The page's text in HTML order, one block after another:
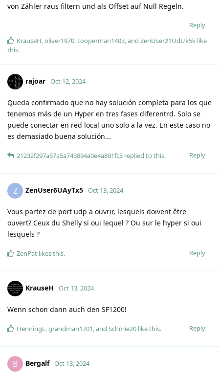
von Zähler raus filtern und als Offset auf Null Regeln.
Reply
KrauseH,oliver1970,cooperman1403, and ZenUser21UdUk5k like
this.
rajoar Oct 12, 2024
Queda confirmado que no hay solución completa para los que
tenemos más de un Hyper en tres fases diferentrd. Solo se
puede conectar en red local uno solo a la vez. En este caso no
es demasiado buena solución...
Reply
21232f297a57a5a743894a0e4a801fc3 replied to this.
Z ZenUser6UAyTx5 Oct 13, 2024
Vous partez de port udp a ouvrir, lesquels doivent être
ouvert? Ceux du Shelly si oui lequel ? Ou sur le hyper si oui
lesquels ?
Reply
ZenPat likes this.
KrauseH Oct 13, 2024
Wenn schon dann auch den SF1200!
Reply
HenningL,grandman1701, and Schmie20 like this.
B Bergalf Oct 13, 2024